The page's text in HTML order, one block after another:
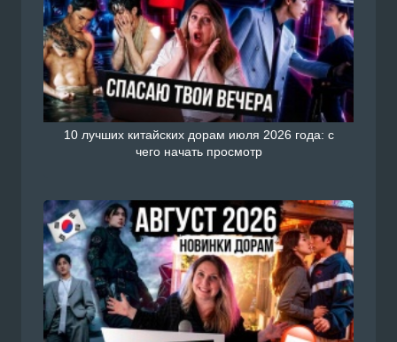
Смотреть Южнокорейский
которые распускаются по
с русской озвучкой онлайн
doramiru.com
Скрытый бог 1 - 40
Смотреть Китайский
с русской озвучкой онлайн
doramiru.com
10 лучших китайских дорам июля 2026 года: с
чего начать просмотр